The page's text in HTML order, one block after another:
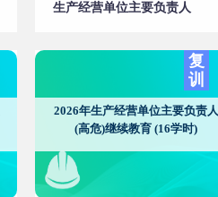
生产经营单位主要负责人
复
训
2026年生产经营单位主要负责人
(高危)继续教育 (16学时)